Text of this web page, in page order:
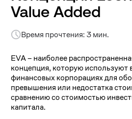
Value Added
Время прочтения: 3 мин.
EVA – наиболее
концепция, которую используют
финансовых корпорациях для
превышения или недостатка
сравнению со стоимостью
капитала.